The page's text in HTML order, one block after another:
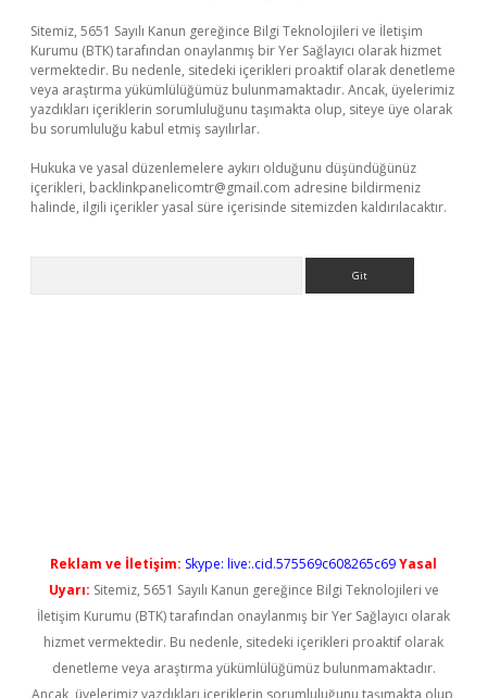
Sitemiz, 5651 Sayılı Kanun gereğince Bilgi Teknolojileri ve İletişim
Kurumu (BTK) tarafından onaylanmış bir Yer Sağlayıcı olarak hizmet
vermektedir. Bu nedenle, sitedeki içerikleri proaktif olarak denetleme
veya araştırma yükümlülüğümüz bulunmamaktadır. Ancak, üyelerimiz
yazdıkları içeriklerin sorumluluğunu taşımakta olup, siteye üye olarak
bu sorumluluğu kabul etmiş sayılırlar.
Hukuka ve yasal düzenlemelere aykırı olduğunu düşündüğünüz
içerikleri, backlinkpanelicomtr@gmail.com adresine bildirmeniz
halinde, ilgili içerikler yasal süre içerisinde sitemizden kaldırılacaktır.
Reklam ve İletişim: Skype: live:.cid.575569c608265c69Yasal
Uyarı: Sitemiz, 5651 Sayılı Kanun gereğince Bilgi Teknolojileri ve
İletişim Kurumu (BTK) tarafından onaylanmış bir Yer Sağlayıcı olarak
hizmet vermektedir. Bu nedenle, sitedeki içerikleri proaktif olarak
denetleme veya araştırma yükümlülüğümüz bulunmamaktadır.
Ancak, üyelerimiz yazdıkları içeriklerin sorumluluğunu taşımakta olup,